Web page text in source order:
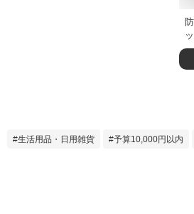
生活用品・日用雑貨 予算10,000円以内